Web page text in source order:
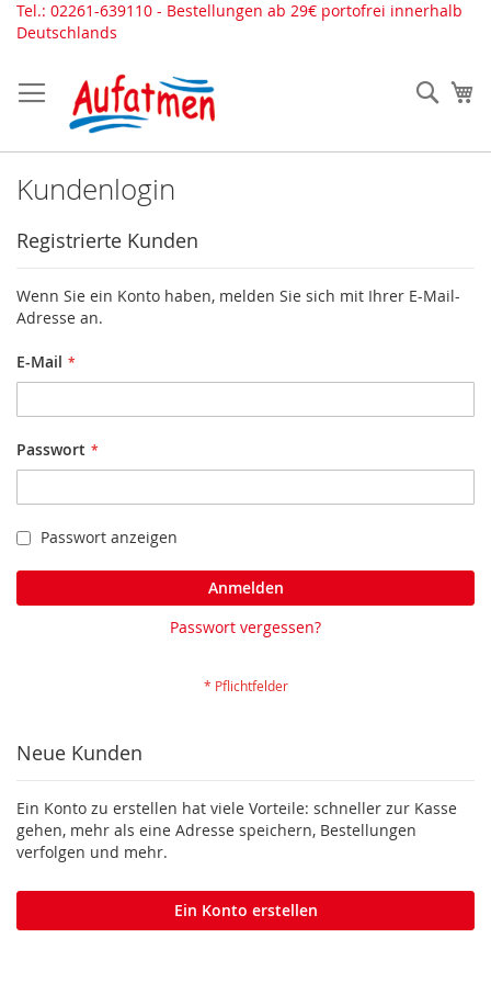
Direkt
zum
Tel.: 02261-639110 - Bestellungen ab 29€ portofrei innerhalb
Deutschlands
Kundenlogin
Registrierte Kunden
Wenn Sie ein Konto haben, melden Sie sich mit Ihrer E-Mail-
Adresse an.
E-Mail
Passwort
Passwort anzeigen
Anmelden
Passwort vergessen?
Neue Kunden
Ein Konto zu erstellen hat viele Vorteile: schneller zur Kasse
gehen, mehr als eine Adresse speichern, Bestellungen
verfolgen und mehr.
Ein Konto erstellen